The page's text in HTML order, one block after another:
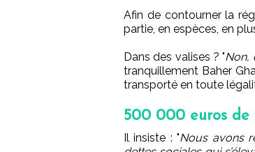
Afin de contourner la
partie, en espèces, en
Dans des valises ? "Non,
tranquillement Baher
transporté en toute
500 000 euros de
Il insiste : "Nous avons